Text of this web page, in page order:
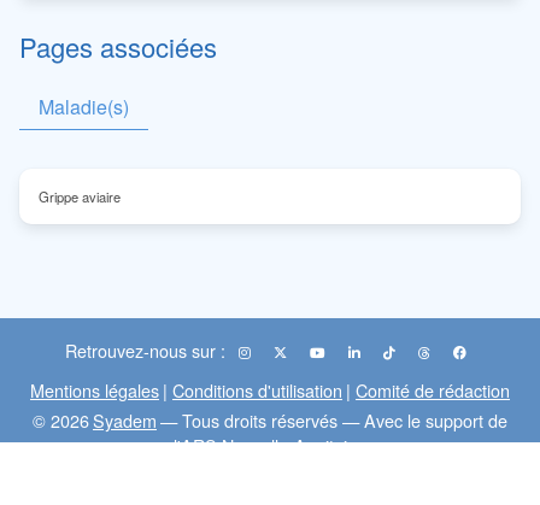
Pages associées
Maladie(s)
Grippe aviaire
Retrouvez-nous sur :
Mentions légales| Conditions d'utilisation | Comité de rédaction
© 2026Syadem— Tous droits réservés — Avec le support de
l'ARS Nouvelle-Aquitaine